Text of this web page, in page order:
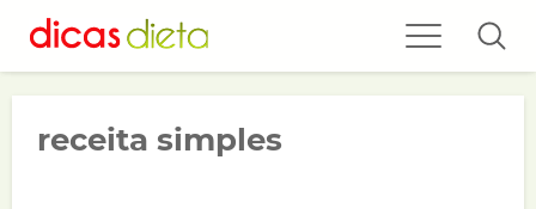
receita simples